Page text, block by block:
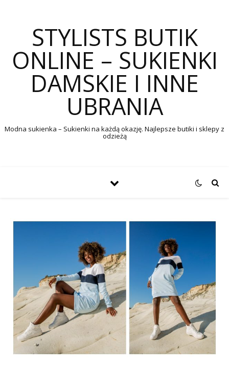
STYLISTS BUTIK
ONLINE – SUKIENKI
DAMSKIE I INNE
UBRANIA
Modna sukienka – Sukienki na każdą okazję. Najlepsze butiki i sklepy z
odzieżą